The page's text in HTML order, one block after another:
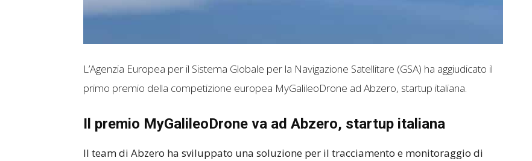
L’Agenzia Europea per il Sistema Globale per la Navigazione Satellitare (GSA) ha aggiudicato il
primo premio della competizione europea MyGalileoDrone ad Abzero, startup italiana.
Il premio MyGalileoDrone va ad Abzero, startup italiana
Il team di Abzero ha sviluppato una soluzione per il tracciamento e monitoraggio di